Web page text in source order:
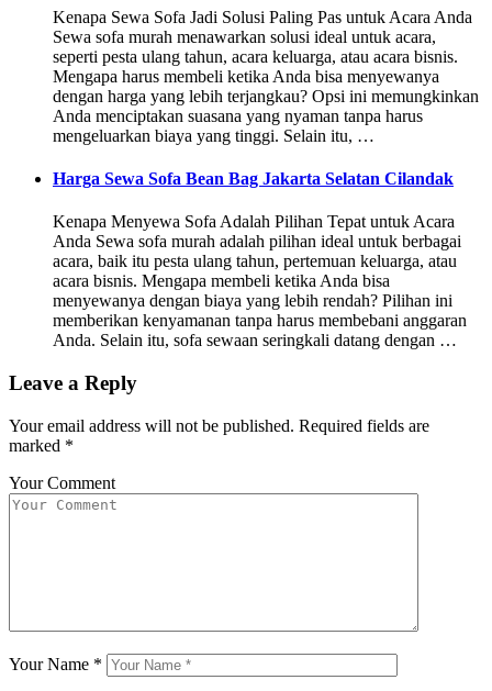
Kenapa Sewa Sofa Jadi Solusi Paling Pas untuk Acara Anda
Sewa sofa murah menawarkan solusi ideal untuk acara,
seperti pesta ulang tahun, acara keluarga, atau acara bisnis.
Mengapa harus membeli ketika Anda bisa menyewanya
dengan harga yang lebih terjangkau? Opsi ini memungkinkan
Anda menciptakan suasana yang nyaman tanpa harus
mengeluarkan biaya yang tinggi. Selain itu, …
Harga Sewa Sofa Bean Bag Jakarta Selatan Cilandak
Kenapa Menyewa Sofa Adalah Pilihan Tepat untuk Acara
Anda Sewa sofa murah adalah pilihan ideal untuk berbagai
acara, baik itu pesta ulang tahun, pertemuan keluarga, atau
acara bisnis. Mengapa membeli ketika Anda bisa
menyewanya dengan biaya yang lebih rendah? Pilihan ini
memberikan kenyamanan tanpa harus membebani anggaran
Anda. Selain itu, sofa sewaan seringkali datang dengan …
Leave a Reply
Your email address will not be published. Required fields are
marked *
Your Comment
Your Name *